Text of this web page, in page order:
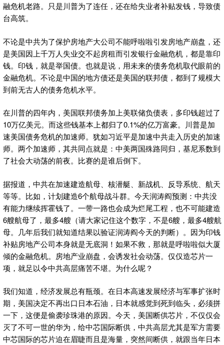
融危机老路。只是川普为了连任，还在给失业者补贴发钱，导致债
台高筑。
不论是中共为了保护房地产大公司不能呼啦啦引发房地产崩盘，还
是美国因上千万人失业交不起房租而引发银行金融危机，都是靠印
钱。印钱，就是举国债。也就是说，用未来的债务危机取代眼前的
金融危机。不论是中国的地方债还是美国的联邦债，都到了规模大
到前无古人的债务危机水平。
在川普的四年内，美国联邦债务加上美联储负债表，多印钱超过了
10万亿美元。而这些钱基本上都归了0.1%的亿万富豪。川普是加
速美国债务危机的加速师。犹如习近平是加速中共走入历史的加速
师。两个加速师，其共同点就是：中美两国殊路同归，基尼系数到
了社会大动荡的前夜。比赛的是谁后倒下。
据报道，中共在加速建造航母、核潜艇、新战机、反导系统、航天
等等。比如，计划建造6个航母战斗群。今天润涛阎预测：中共没
有能力继续挥霍钱了。一带一路也会成为烂尾工程，也不可能建造
6艘航母了，最多4艘（请大家记住这个数字，不是6艘，最多4艘航
母。几年后我们就知道结果以验证润涛阎今天的判断）。因为印钱
补贴房地产公司本身就是无底洞！如果不救，那就是呼啦啦似大厦
倾的金融危机。房地产业崩盘，会诱发社会动荡。仅仅造芯片一
项，就足以令中共高层痛苦不堪。为什么呢？
我们知道，经济发展总有瓶颈。在日本高速发展经济与军事扩张时
期，美国决定不再出口日本石油，日本就感觉到死到临头，必须拼
一下，这便是偷袭珍珠港的原因。今天，美国断供芯片，不仅仅会
灭了不可一世的华为，给中芯国际断供，中共高层尤其是军方需要
中芯国际的芯片迫在眉睫而且是海量，突然间断供，就跟当年日本